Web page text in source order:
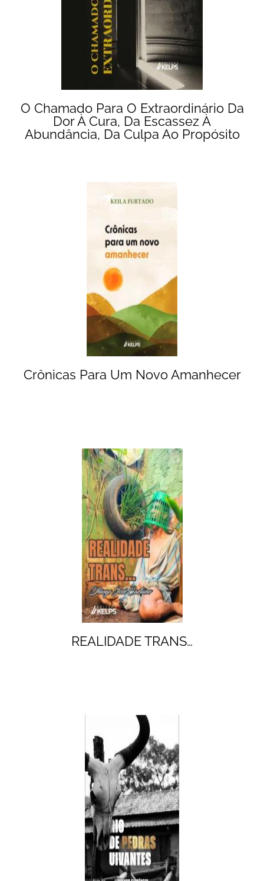
O Chamado Para O Extraordinário Da
Dor À Cura, Da Escassez À
Abundância, Da Culpa Ao Propósito
Crônicas Para Um Novo Amanhecer
REALIDADE TRANS…